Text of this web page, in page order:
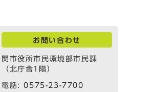
お問い合わせ
関市役所市民環境部市民課
（北庁舎1階）
電話:0575-23-7700